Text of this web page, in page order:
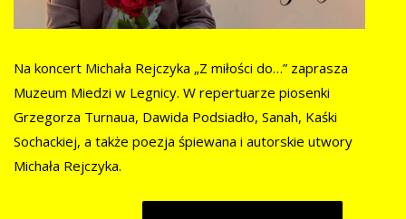
Na koncert Michała Rejczyka „Z miłości do…” zaprasza
Muzeum Miedzi w Legnicy. W repertuarze piosenki
Grzegorza Turnaua, Dawida Podsiadło, Sanah, Kaśki
Sochackiej, a także poezja śpiewana i autorskie utwory
Michała Rejczyka.